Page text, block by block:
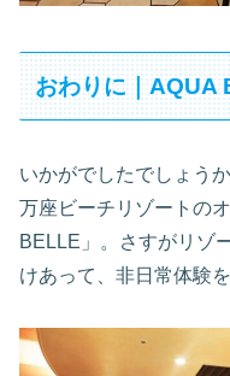
おわりに｜AQUA
いかがでしたでしょう
万座ビーチリゾートの
BELLE」。さすがリゾ
けあって、非日常体験